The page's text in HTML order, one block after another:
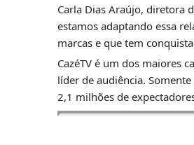
Carla Dias Araújo, diretora
estamos adaptando essa
marcas e que tem
CazéTV é um dos maiores
líder de audiência.
2,1 milhões de